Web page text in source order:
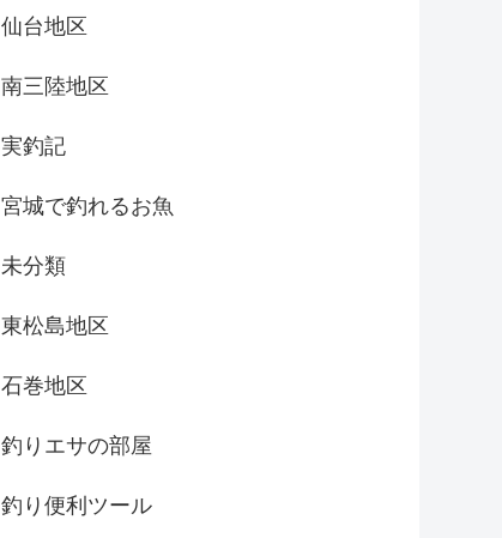
仙台地区
南三陸地区
実釣記
宮城で釣れるお魚
未分類
東松島地区
石巻地区
釣りエサの部屋
釣り便利ツール